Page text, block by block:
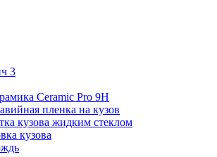
3
Ceramic Pro 9H
пленка на кузов
кузова жидким стеклом
кузова